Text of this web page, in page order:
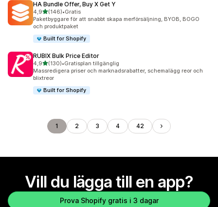
HA Bundle Offer, Buy X Get Y
4,9av 5 stjärnor
(146)
146 recensioner totalt
•Gratis
Paketbyggare för att snabbt skapa merförsäljning, BYOB, BOGO
och produktpaket
Built for Shopify
RUBIX Bulk Price Editor
4,9av 5 stjärnor
(130)
130 recensioner totalt
•Gratisplan tillgänglig
Massredigera priser och marknadsrabatter, schemalägg reor och
blixtreor
Built for Shopify
1 2 3 4 42
Vill du lägga till en app?
Prova Shopify gratis i 3 dagar